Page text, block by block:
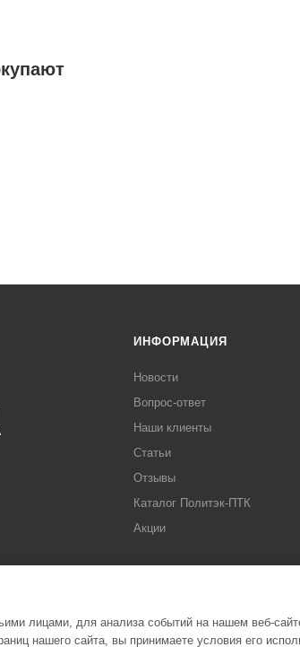
ИНФОРМАЦИЯ
Новости
Вопрос-ответ
Наши клиенты
Статьи
Отзывы
Каталог Политэк-ПТК
Акции
лицами, для анализа событий на нашем веб-
нашего сайта, вы принимаете условия его